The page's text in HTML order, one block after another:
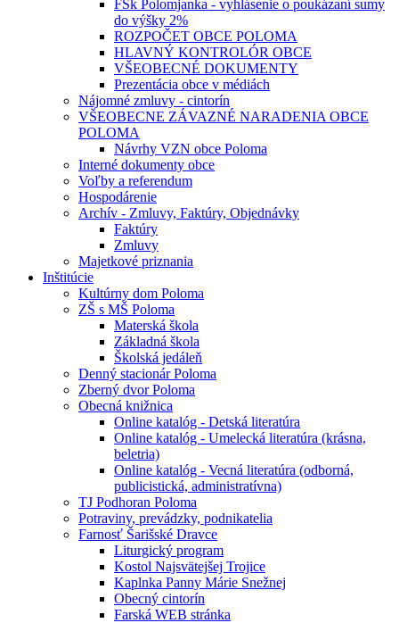
FSk Polomjanka - vyhlásenie o poukázaní sumy
do výšky 2%
ROZPOČET OBCE POLOMA
HLAVNÝ KONTROLÓR OBCE
VŠEOBECNÉ DOKUMENTY
Prezentácia obce v médiách
Nájomné zmluvy - cintorín
VŠEOBECNE ZÁVAZNÉ NARADENIA OBCE
POLOMA
Návrhy VZN obce Poloma
Interné dokumenty obce
Voľby a referendum
Hospodárenie
Archív - Zmluvy, Faktúry, Objednávky
Faktúry
Zmluvy
Majetkové priznania
Inštitúcie
Kultúrny dom Poloma
ZŠ s MŠ Poloma
Materská škola
Základná škola
Školská jedáleň
Denný stacionár Poloma
Zberný dvor Poloma
Obecná knižnica
Online katalóg - Detská literatúra
Online katalóg - Umelecká literatúra (krásna,
beletria)
Online katalóg - Vecná literatúra (odborná,
publicistická, administratívna)
TJ Podhoran Poloma
Potraviny, prevádzky, podnikatelia
Farnosť Šarišské Dravce
Liturgický program
Kostol Najsvätejšej Trojice
Kaplnka Panny Márie Snežnej
Obecný cintorín
Farská WEB stránka